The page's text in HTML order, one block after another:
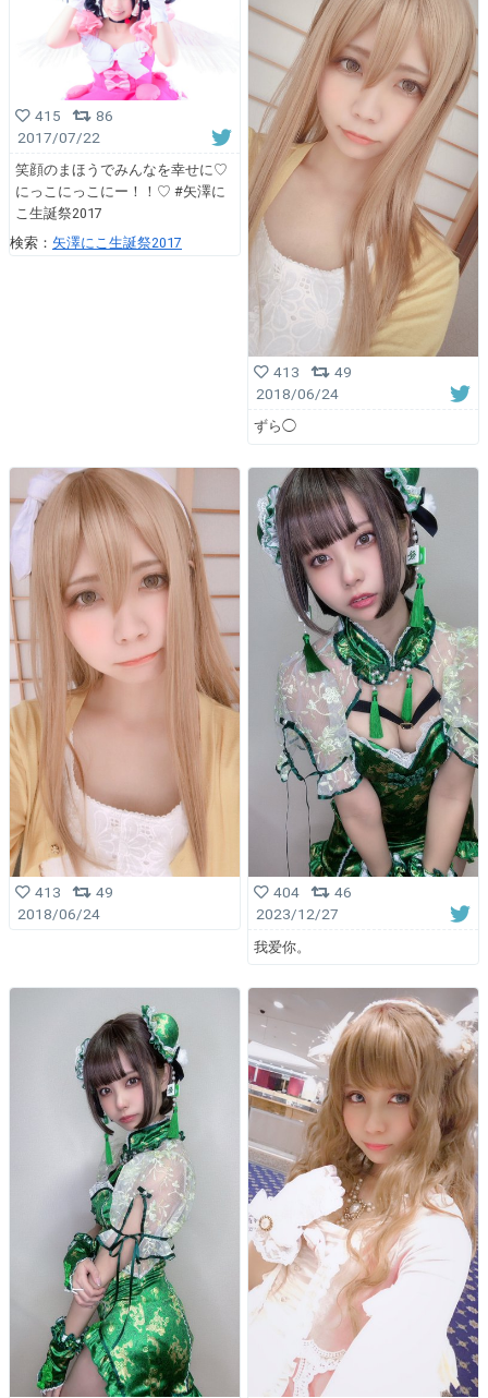
415
86
2017/07/22
笑顔のまほうでみんなを幸せに♡
にっこにっこにー！！♡ #矢澤に
こ生誕祭2017
検索： 矢澤にこ生誕祭2017
413
49
2018/06/24
ずら◯
413
49
2018/06/24
404
46
2023/12/27
我爱你。